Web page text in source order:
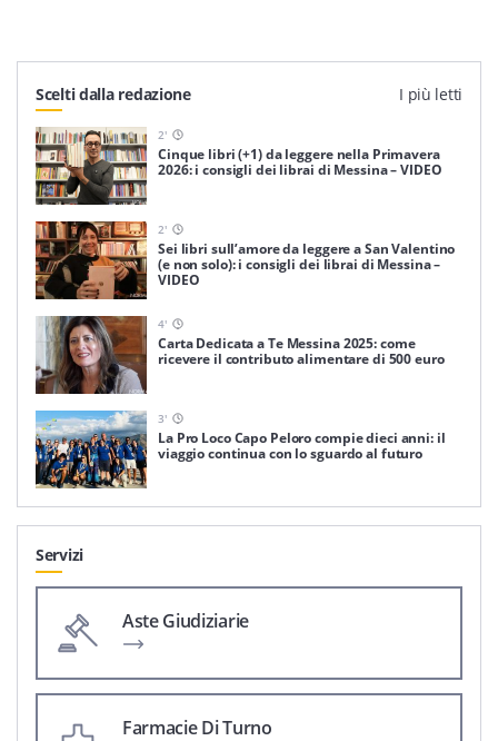
Scelti dalla redazione I più letti
2'
Cinque libri (+1) da leggere nella Primavera
2026: i consigli dei librai di Messina – VIDEO
2'
Sei libri sull’amore da leggere a San Valentino
(e non solo): i consigli dei librai di Messina –
VIDEO
4'
Carta Dedicata a Te Messina 2025: come
ricevere il contributo alimentare di 500 euro
3'
La Pro Loco Capo Peloro compie dieci anni: il
viaggio continua con lo sguardo al futuro
Servizi
Aste Giudiziarie
Farmacie Di Turno